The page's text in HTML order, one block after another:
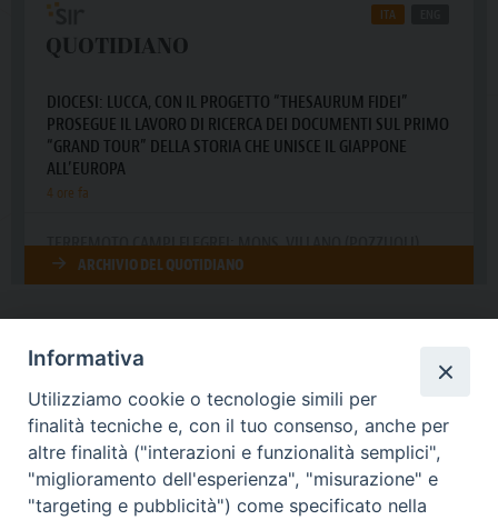
DIOCESI SUBURBICARIA DI ALBANO
Contatti:Tel.: 06.93268401 - Fax.: 06.9323844
E-mail:curia@diocesidialbano.it
Orari: dal Lunedì al Venerdì Ore: 9:00 - 13:00
Informativa
Utilizziamo cookie o tecnologie simili per
finalità tecniche e, con il tuo consenso, anche per
altre finalità ("interazioni e funzionalità semplici",
"miglioramento dell'esperienza", "misurazione" e
"targeting e pubblicità") come specificato nella